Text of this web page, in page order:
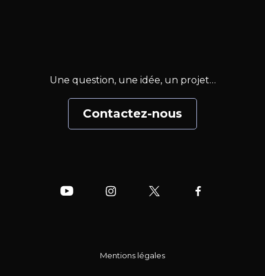
Une question, une idée, un projet…
Contactez-nous
Mentions légales